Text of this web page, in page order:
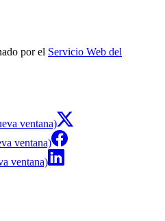
por el Servicio Web del
ventana)
ventana)
ventana)